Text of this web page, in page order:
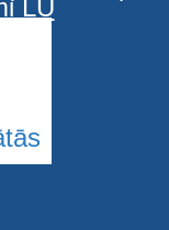
aizsargātas
LU